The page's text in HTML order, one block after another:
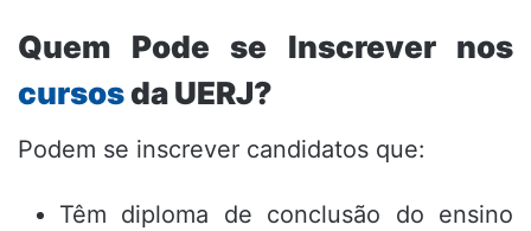
Quem Pode se Inscrever nos
cursosda UERJ?
Podem se inscrever candidatos que:
Têm diploma de conclusão do ensino